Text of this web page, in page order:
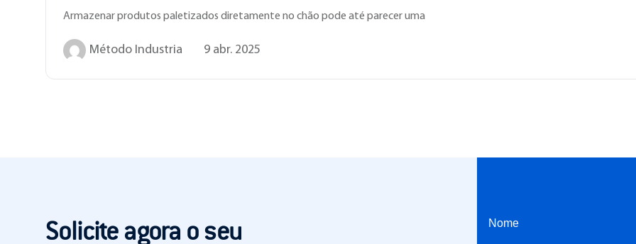
Armazenar produtos paletizados diretamente no chão pode até parecer uma
Método Industria 9 abr. 2025
Solicite agora o seu